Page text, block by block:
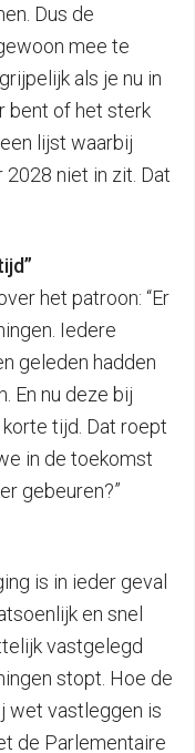
Dus de
mee te
als je nu in
bent of het sterk
lijst waarbij
niet in zit. Dat
het patroon: “Er
Iedere
geleden hadden
En nu deze bij
tijd. Dat roept
in de toekomst
gebeuren?”
is in ieder geval
en snel
vastgelegd
stopt. Hoe de
wet vastleggen is
de Parlementaire